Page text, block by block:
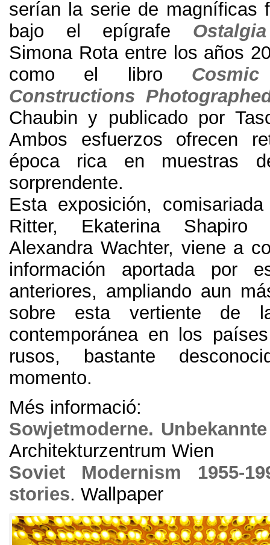
serían la serie de magníficas
bajo el epígrafe
Ostalgia
Simona Rota entre los años
como el libro
Constructions
Chaubin y publicado por
Ambos esfuerzos ofrecen
época rica en muestras
sorprendente.
Esta exposición,
Ritter, Ekaterina Shapiro
Alexandra Wachter, viene a
información aportada por
anteriores, ampliando aun
sobre esta vertiente de
contemporánea en los
rusos,
bastante
momento.
Més informació:
Sowjetmoderne.
Architekturzentrum Wien
Soviet Modernism 1955-
stories. Wallpaper